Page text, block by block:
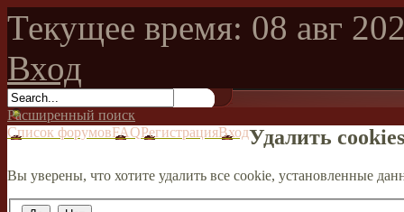
Текущее время: 08 авг
Вход
Расширенный поиск
Список форумовFAQРегистрацияВходУдалить
Вы уверены, что хотите удалить все cookie, установленные